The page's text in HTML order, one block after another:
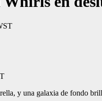
y una galaxia de fondo